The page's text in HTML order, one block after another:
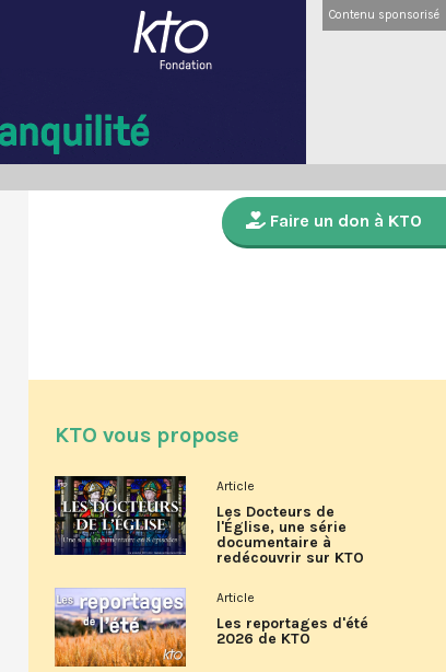
Contenu sponsorisé
Faire un don à KTO
KTO vous propose
Article
Les Docteurs de
l'Église, une série
documentaire à
redécouvrir sur KTO
Article
Les reportages d'été
2026 de KTO